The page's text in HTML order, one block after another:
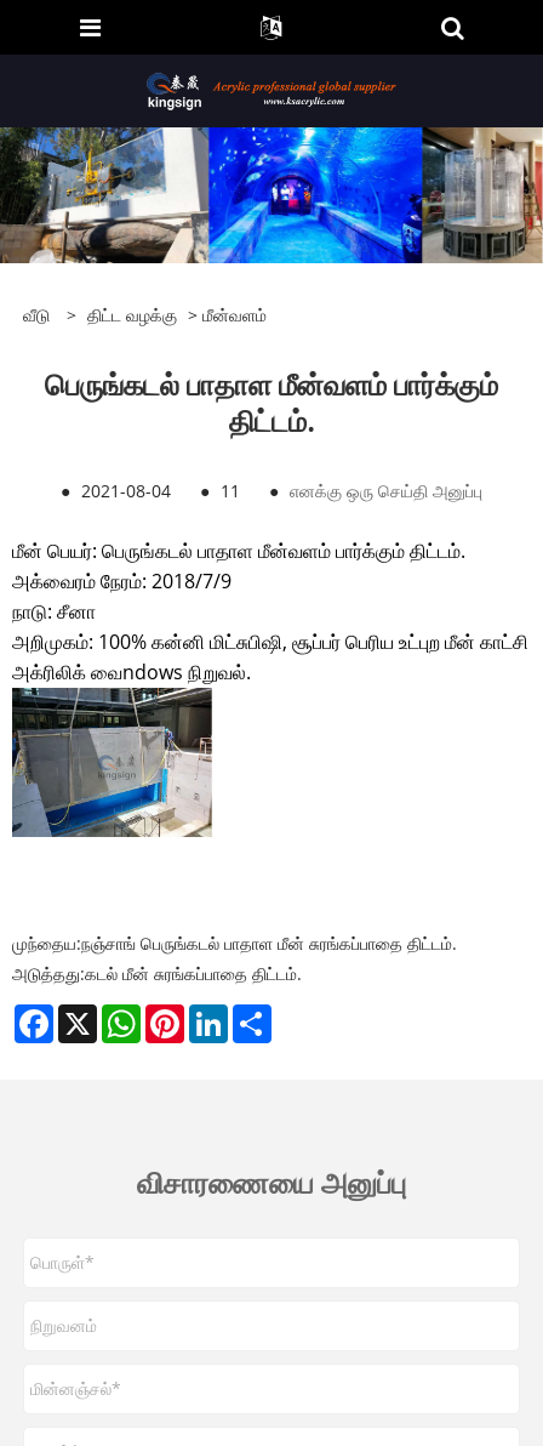
வீடு > திட்ட வழக்கு > மீன்வளம்
பெருங்கடல் பாதாள மீன்வளம் பார்க்கும்
திட்டம்.
● 2021-08-04 ● 11 ● எனக்கு ஒரு செய்தி அனுப்பு
மீன் பெயர்: பெருங்கடல் பாதாள மீன்வளம் பார்க்கும் திட்டம்.
அக்வைரம் நேரம்: 2018/7/9
நாடு: சீனா
அறிமுகம்: 100% கன்னி மிட்சுபிஷி, சூப்பர் பெரிய உட்புற மீன் காட்சி
அக்ரிலிக் வைndows நிறுவல்.
முந்தைய:நஞ்சாங் பெருங்கடல் பாதாள மீன் சுரங்கப்பாதை திட்டம்.
அடுத்தது:கடல் மீன் சுரங்கப்பாதை திட்டம்.
Facebook
X WhatsAppPinterestLinkedIn
விசாரணையை அனுப்பு